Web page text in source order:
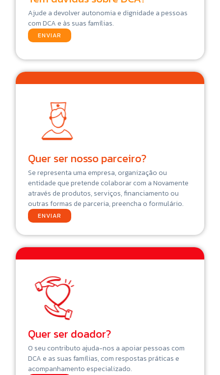
Ajude a devolver autonomia e dignidade a pessoas
com DCA e às suas famílias.
ENVIAR
Quer ser nosso parceiro?
Se representa uma empresa, organização ou
entidade que pretende colaborar com a Novamente
através de produtos, serviços, financiamento ou
outras formas de parceria, preencha o formulário.
ENVIAR
Quer ser doador?
O seu contributo ajuda-nos a apoiar pessoas com
DCA e as suas famílias, com respostas práticas e
acompanhamento especializado.